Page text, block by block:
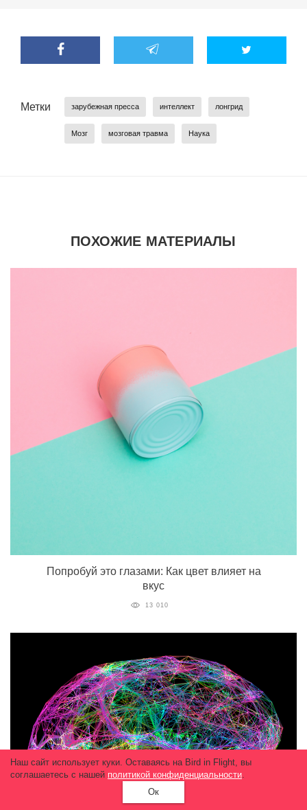
Метки зарубежная пресса интеллект лонгрид
Мозг мозговая травма Наука
ПОХОЖИЕ МАТЕРИАЛЫ
Попробуй это глазами: Как цвет влияет на
вкус
13 010
Наш сайт использует куки. Оставаясь на Bird in Flight, вы
соглашаетесь с нашей политикой конфиденциальности.
Ок